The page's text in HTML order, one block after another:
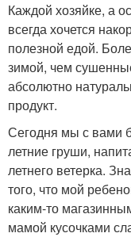
Каждой хозяйке, а
всегда хочется
полезной едой.
зимой, чем
абсолютно
продукт.
Сегодня мы с вами
летние груши,
летнего ветерка.
того, что мой
каким-то
мамой кусочками